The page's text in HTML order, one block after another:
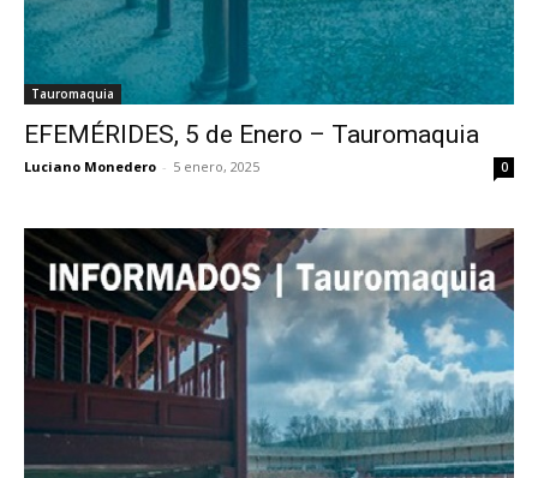
Tauromaquia
EFEMÉRIDES, 5 de Enero – Tauromaquia
Luciano Monedero - 5 enero, 2025 0